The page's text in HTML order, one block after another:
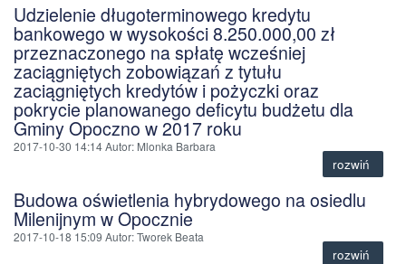
Udzielenie długoterminowego kredytu
bankowego w wysokości 8.250.000,00 zł
przeznaczonego na spłatę wcześniej
zaciągniętych zobowiązań z tytułu
zaciągniętych kredytów i pożyczki oraz
pokrycie planowanego deficytu budżetu dla
Gminy Opoczno w 2017 roku
2017-10-30 14:14Autor: Mlonka Barbara
rozwiń
Budowa oświetlenia hybrydowego na osiedlu
Milenijnym w Opocznie
2017-10-18 15:09 Autor: Tworek Beata
rozwiń